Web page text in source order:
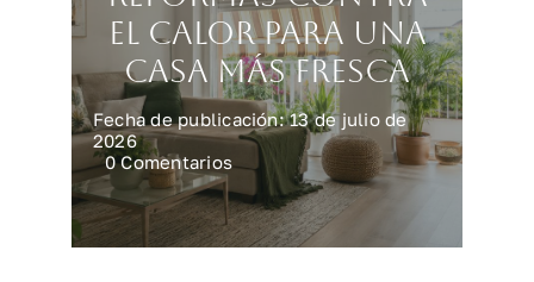
el calor para una
casa más fresca
Fecha de publicación: 13 de julio de
2026
0 Comentarioson
Reformas
contra
el
calor